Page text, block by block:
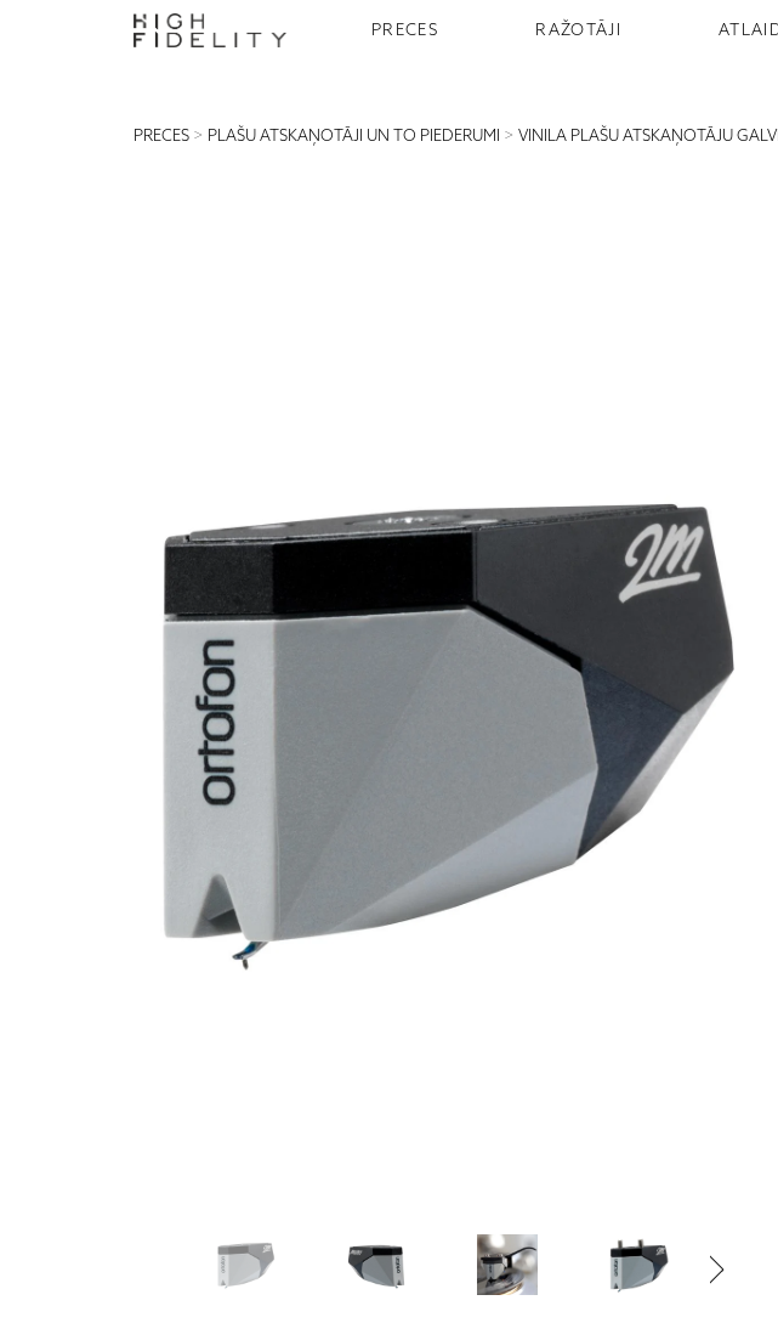
PRECES RAŽOTĀJI
PRECES > PLAŠU ATSKAŅOTĀJI UN TO PIEDERUMI > VINILA PLAŠU ATSKAŅOTĀJU